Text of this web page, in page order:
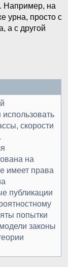
Например, на
урна, просто с
а с другой
использовать
скорости
на
имеет права
публикации
попытки
законы